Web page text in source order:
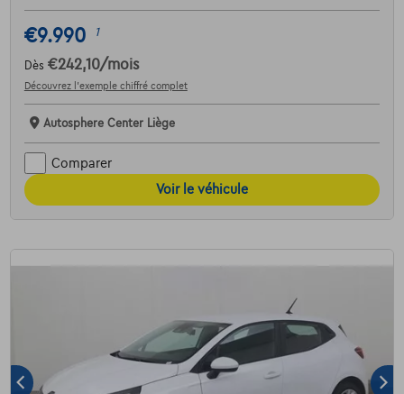
€9.990 1
Dès €242,10/mois
Découvrez l’exemple chiffré complet
Autosphere Center Liège
Comparer
Voir le véhicule